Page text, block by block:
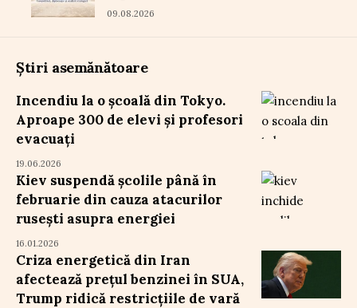
09.08.2026
Știri asemănătoare
Incendiu la o școală din Tokyo.
Aproape 300 de elevi și profesori
evacuați
19.06.2026
Kiev suspendă școlile până în
februarie din cauza atacurilor
rusești asupra energiei
16.01.2026
Criza energetică din Iran
afectează prețul benzinei în SUA,
Trump ridică restricțiile de vară